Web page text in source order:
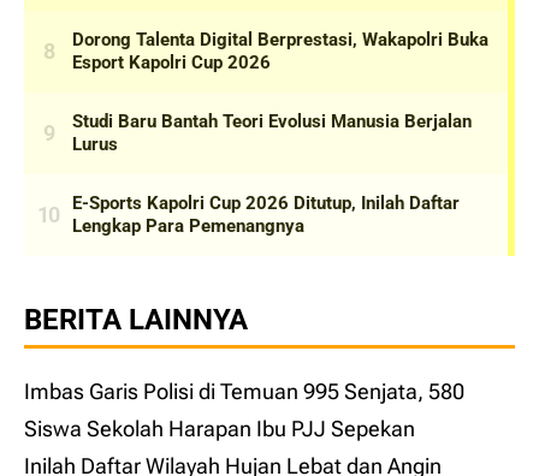
BERITA LAINNYA
Imbas Garis Polisi di Temuan 995 Senjata, 580
Siswa Sekolah Harapan Ibu PJJ Sepekan
Inilah Daftar Wilayah Hujan Lebat dan Angin